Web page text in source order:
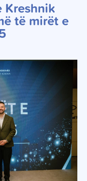
Kreshnik
të mirët e